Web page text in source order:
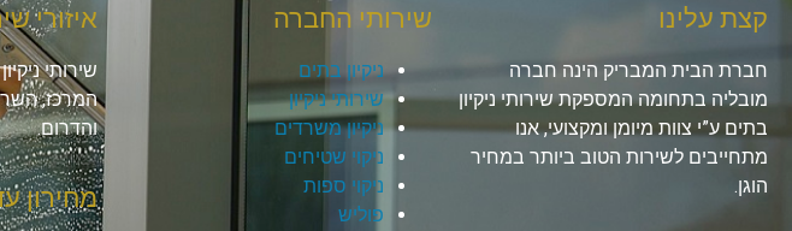
קצת עלינו
חברת הבית המבריק הינה חברה
מובליה בתחומה המספקת שירותי ניקיון
בתים ע”י צוות מיומן ומקצועי, אנו
מתחייבים לשירות הטוב ביותר במחיר
הוגן.
שירותי החברה
ניקיון בתים
שירותי ניקיון
ניקיון משרדים
ניקוי שטיחים
ניקוי ספות
פוליש
איזורי
שירותי
המרכז,
והדרום.
מחירון